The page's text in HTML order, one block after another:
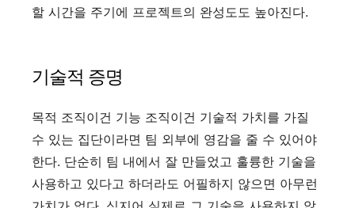
할 시간을 주기에 프로젝트의 완성도도 높아진다.
기술적 증명
목적 조직이건 기능 조직이건 기술적 가치를 가질
수 있는 집단이라면 팀 외부에 영감을 줄 수 있어야
한다. 단순히 팀 내에서 잘 만들었고 훌륭한 기술을
사용하고 있다고 하더라도 어필하지 않으면 아무런